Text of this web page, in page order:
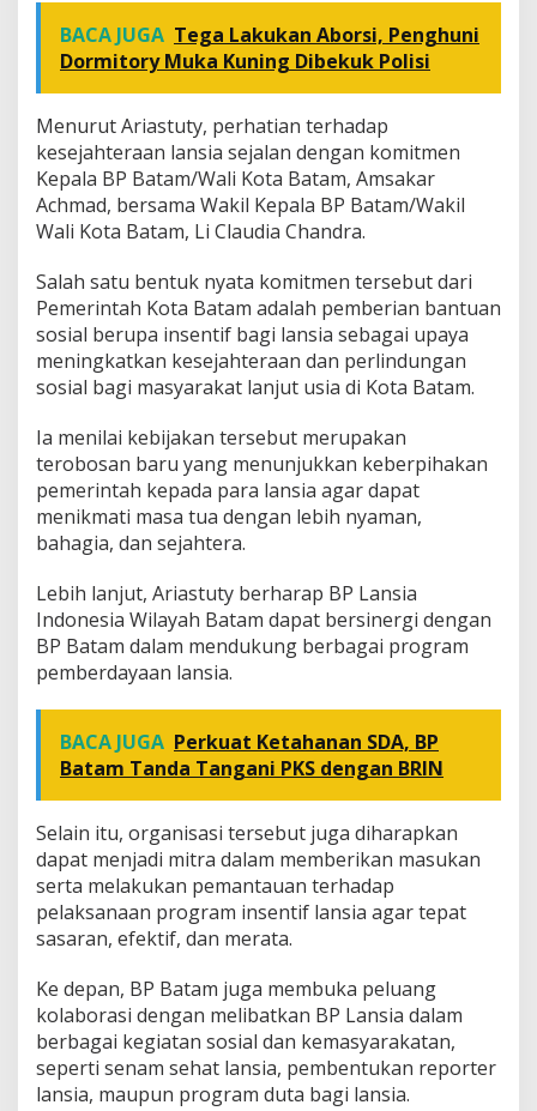
BACA JUGA Tega Lakukan Aborsi, Penghuni
Dormitory Muka Kuning Dibekuk Polisi
Menurut Ariastuty, perhatian terhadap
kesejahteraan lansia sejalan dengan komitmen
Kepala BP Batam/Wali Kota Batam, Amsakar
Achmad, bersama Wakil Kepala BP Batam/Wakil
Wali Kota Batam, Li Claudia Chandra.
Salah satu bentuk nyata komitmen tersebut dari
Pemerintah Kota Batam adalah pemberian bantuan
sosial berupa insentif bagi lansia sebagai upaya
meningkatkan kesejahteraan dan perlindungan
sosial bagi masyarakat lanjut usia di Kota Batam.
Ia menilai kebijakan tersebut merupakan
terobosan baru yang menunjukkan keberpihakan
pemerintah kepada para lansia agar dapat
menikmati masa tua dengan lebih nyaman,
bahagia, dan sejahtera.
Lebih lanjut, Ariastuty berharap BP Lansia
Indonesia Wilayah Batam dapat bersinergi dengan
BP Batam dalam mendukung berbagai program
pemberdayaan lansia.
BACA JUGA Perkuat Ketahanan SDA, BP
Batam Tanda Tangani PKS dengan BRIN
Selain itu, organisasi tersebut juga diharapkan
dapat menjadi mitra dalam memberikan masukan
serta melakukan pemantauan terhadap
pelaksanaan program insentif lansia agar tepat
sasaran, efektif, dan merata.
Ke depan, BP Batam juga membuka peluang
kolaborasi dengan melibatkan BP Lansia dalam
berbagai kegiatan sosial dan kemasyarakatan,
seperti senam sehat lansia, pembentukan reporter
lansia, maupun program duta bagi lansia.